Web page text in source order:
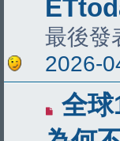
最後發
2026-
全球